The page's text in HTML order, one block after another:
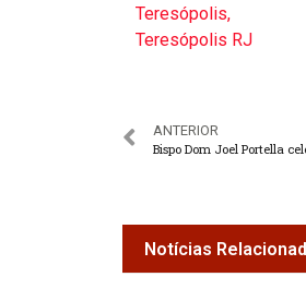
Teresópolis,
Teresópolis RJ
ANTERIOR
Bispo Dom Joel Portella
Notícias